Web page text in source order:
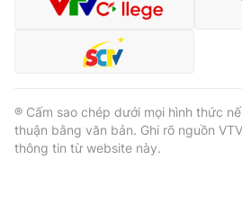
® Cấm sao chép dưới mọi hình thức
thuận bằng văn bản. Ghi rõ nguồn
thông tin từ website này.